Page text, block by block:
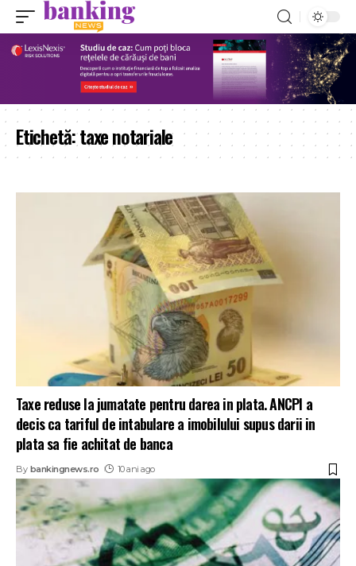
Etichetă:taxe notariale
Taxe reduse la jumatate pentru darea in plata. ANCPI a
decis ca tariful de intabulare a imobilului supus darii in
plata sa fie achitat de banca
By bankingnews.ro 10 ani ago